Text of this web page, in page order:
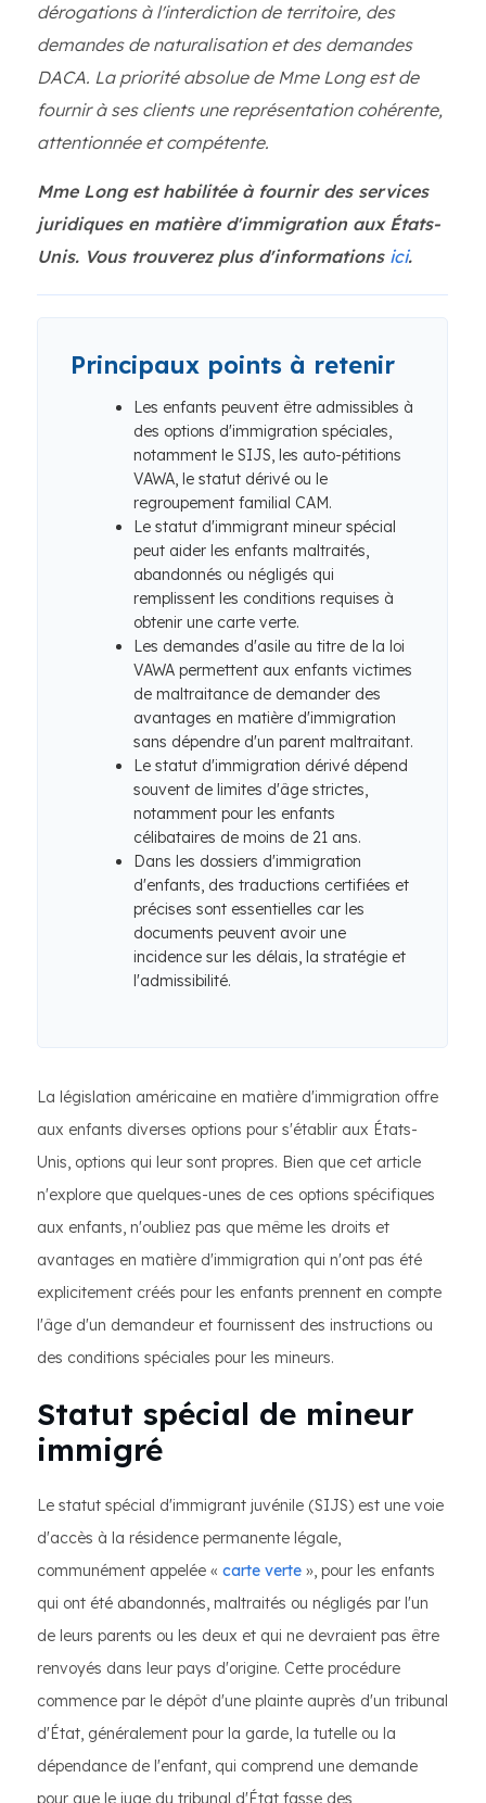
dérogations à l'interdiction de territoire, des
demandes de naturalisation et des demandes
DACA. La priorité absolue de Mme Long est de
fournir à ses clients une représentation cohérente,
attentionnée et compétente.
Mme Long est habilitée à fournir des services
juridiques en matière d'immigration aux États-
Unis. Vous trouverez plus d'informations ici.
Principaux points à retenir
Les enfants peuvent être admissibles à
des options d'immigration spéciales,
notamment le SIJS, les auto-pétitions
VAWA, le statut dérivé ou le
regroupement familial CAM.
Le statut d'immigrant mineur spécial
peut aider les enfants maltraités,
abandonnés ou négligés qui
remplissent les conditions requises à
obtenir une carte verte.
Les demandes d'asile au titre de la loi
VAWA permettent aux enfants victimes
de maltraitance de demander des
avantages en matière d'immigration
sans dépendre d'un parent maltraitant.
Le statut d'immigration dérivé dépend
souvent de limites d'âge strictes,
notamment pour les enfants
célibataires de moins de 21 ans.
Dans les dossiers d'immigration
d'enfants, des traductions certifiées et
précises sont essentielles car les
documents peuvent avoir une
incidence sur les délais, la stratégie et
l'admissibilité.
La législation américaine en matière d'immigration offre
aux enfants diverses options pour s'établir aux États-
Unis, options qui leur sont propres. Bien que cet article
n'explore que quelques-unes de ces options spécifiques
aux enfants, n'oubliez pas que même les droits et
avantages en matière d'immigration qui n'ont pas été
explicitement créés pour les enfants prennent en compte
l'âge d'un demandeur et fournissent des instructions ou
des conditions spéciales pour les mineurs.
Statut spécial de mineur
immigré
Le statut spécial d'immigrant juvénile (SIJS) est une voie
d'accès à la résidence permanente légale,
communément appelée « carte verte », pour les enfants
qui ont été abandonnés, maltraités ou négligés par l'un
de leurs parents ou les deux et qui ne devraient pas être
renvoyés dans leur pays d'origine. Cette procédure
commence par le dépôt d'une plainte auprès d'un tribunal
d'État, généralement pour la garde, la tutelle ou la
dépendance de l'enfant, qui comprend une demande
pour que le juge du tribunal d'État fasse des